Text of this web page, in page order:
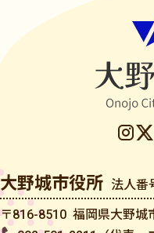
大野城市役所 法人番
〒816-8510 福岡県大野城